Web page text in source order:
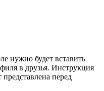
нужно будет вставить
в друзья. Инструкция
перед